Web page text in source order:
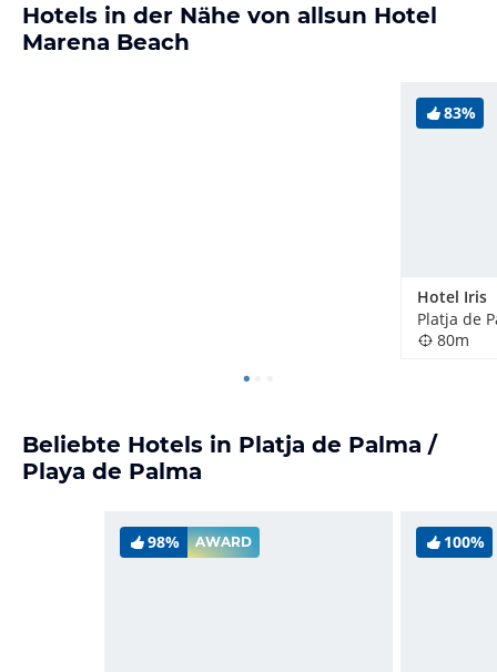
Hotels in der Nähe von allsun Hotel
Marena Beach
83%
Hotel Iris
80m
Beliebte Hotels in Platja de Palma /
Playa de Palma
98% AWARD 100%